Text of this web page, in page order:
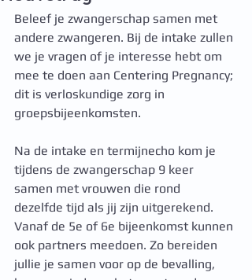
Beleef je zwangerschap samen met
andere zwangeren. Bij de intake zullen
we je vragen of je interesse hebt om
mee te doen aan Centering Pregnancy;
dit is verloskundige zorg in
groepsbijeenkomsten.
Na de intake en termijnecho kom je
tijdens de zwangerschap 9 keer
samen met vrouwen die rond
dezelfde tijd als jij zijn uitgerekend.
Vanaf de 5e of 6e bijeenkomst kunnen
ook partners meedoen. Zo bereiden
jullie je samen voor op de bevalling,